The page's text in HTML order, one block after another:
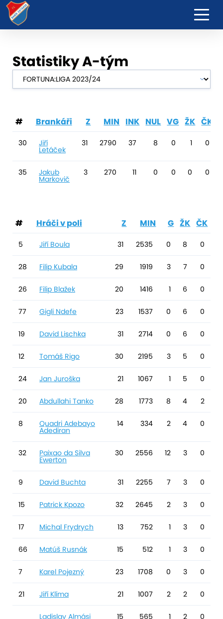
Statistiky A-tým
# Brankáři Z MIN INK NUL VG ŽK ČK
30 Jiří
Letáček
31 2790 37 8 0 1 0
35 Jakub
Markovič
3 270 11 0 0 0 0
# Hráči v poli Z MIN G ŽK ČK
5 Jiří Boula 31 2535 0 8 0
28 Filip Kubala 29 1919 3 7 0
26 Filip Blažek 20 1416 1 6 0
77 Gigli Ndefe 23 1537 0 6 0
19 David Lischka 31 2714 0 6 0
12 Tomáš Rigo 30 2195 3 5 0
24 Jan Juroška 21 1067 1 5 0
20 Abdullahi Tanko 28 1773 8 4 2
8 Quadri Adebayo
Adediran
14 334 2 4 0
32 Paixao da Silva
Ewerton
30 2556 12 3 0
9 David Buchta 31 2255 7 3 0
15 Patrick Kpozo 32 2645 2 3 0
17 Michal Frydrych 13 752 1 3 0
66 Matúš Rusnák 15 512 1 3 0
7 Karel Pojezný 23 1708 0 3 0
21 Jiří Klíma 21 1007 2 2 0
Ladislav Almási 15 565 1 2 0